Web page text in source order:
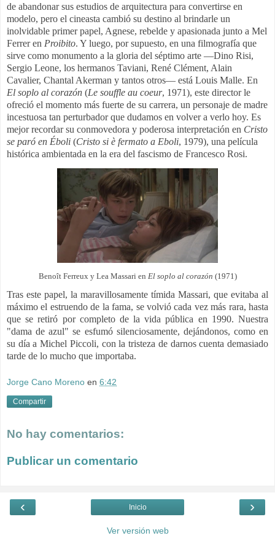
de abandonar sus estudios de arquitectura para convertirse en
modelo, pero el cineasta cambió su destino al brindarle un
inolvidable primer papel, Agnese, rebelde y apasionada junto a Mel
Ferrer en Proibito. Y luego, por supuesto, en una filmografía que
sirve como monumento a la gloria del séptimo arte —Dino Risi,
Sergio Leone, los hermanos Taviani, René Clément, Alain
Cavalier, Chantal Akerman y tantos otros— está Louis Malle. En
El soplo al corazón (Le souffle au coeur, 1971), este director le
ofreció el momento más fuerte de su carrera, un personaje de madre
incestuosa tan perturbador que dudamos en volver a verlo hoy. Es
mejor recordar su conmovedora y poderosa interpretación en Cristo
se paró en Éboli (Cristo si è fermato a Eboli, 1979), una película
histórica ambientada en la era del fascismo de Francesco Rosi.
Benoît Ferreux y Lea Massari en El soplo al corazón (1971)
Tras este papel, la maravillosamente tímida Massari, que evitaba al
máximo el estruendo de la fama, se volvió cada vez más rara, hasta
que se retiró por completo de la vida pública en 1990. Nuestra
"dama de azul" se esfumó silenciosamente, dejándonos, como en
su día a Michel Piccoli, con la tristeza de darnos cuenta demasiado
tarde de lo mucho que importaba.
Jorge Cano Moreno en 6:42
Compartir
No hay comentarios:
Publicar un comentario
‹ ›
Inicio
Ver versión web